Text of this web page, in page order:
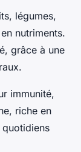
légumes,
nutriments.
grâce à une
immunité,
riche en
quotidiens